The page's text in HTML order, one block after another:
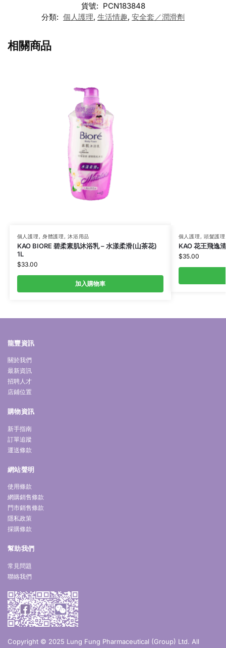
貨號: PCN183848
分類: 個人護理, 生活情趣, 安全套／潤滑劑
相關商品
個人護理 , 身體護理 ,沐浴用品
KAO BIORE 碧柔素肌沐浴乳 – 水漾柔滑(山茶花)
1L
$33.00
加入購物車
個人護理 , 頭髮護理
KAO 花王飛逸
$35.00
龍豐資訊
關於我們
最新資訊
招聘人才
店鋪位置
購物資訊
新手指南
訂單追蹤
運送條款
網站聲明
使用條款
網購銷售條款
門市銷售條款
隱私政策
採購條款
幫助我們
常見問題
聯絡我們
Copyright © 2025 Lung Fung Pharmaceutical (Group) Ltd. All